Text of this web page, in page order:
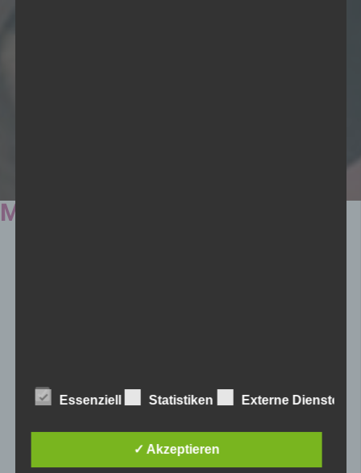
MEISTEREHRUNG 2021
Harald Siegl wurde am 25.7.1987 in Osttirol geboren und war
immer schon ein sportlicher junger Mann.
2008 kam er von Osttirol nach Nordtirol und startete seine
Wettkampfsportkarriere bei der WIR gGmbh (wo er auch
Unterstützung im Wohnen und Arbeiten erhält) in
Essenziell Statistiken Externe Dienste
✓ Akzeptieren